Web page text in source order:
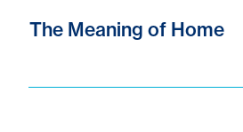
The Meaning of Home